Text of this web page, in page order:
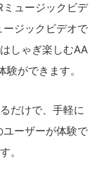
ュージックビデ
ジックビデオで
しゃぎ楽しむAA
ができます。
だけで、手軽に
ーザーが体験で
。